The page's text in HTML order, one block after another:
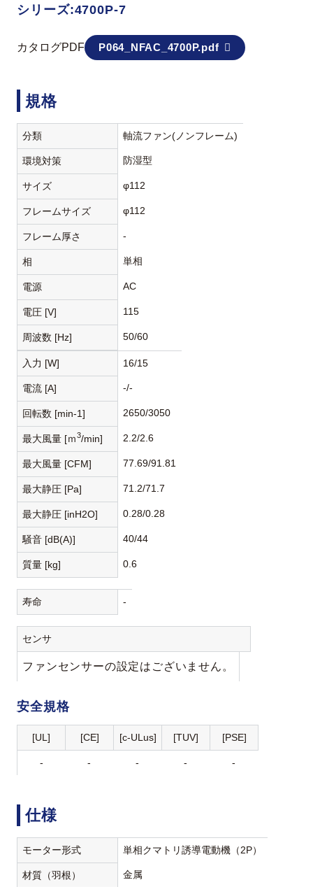
シリーズ:4700P-7
カタログPDF P064_NFAC_4700P.pdf
規格
分類 軸流ファン(ノンフレーム)
環境対策 防湿型
サイズ φ112
フレームサイズ φ112
フレーム厚さ -
相 単相
電源 AC
電圧 [V] 115
周波数 [Hz] 50/60
入力 [W] 16/15
電流 [A] -/-
回転数 [min-1] 2650/3050
最大風量 [ｍ3/min] 2.2/2.6
最大風量 [CFM] 77.69/91.81
最大静圧 [Pa] 71.2/71.7
最大静圧 [inH2O] 0.28/0.28
騒音 [dB(A)] 40/44
質量 [kg] 0.6
寿命 -
センサ
ファンセンサーの設定はございません。
安全規格
[UL] [CE] [c-ULus] [TUV] [PSE]
- - - - -
仕様
モーター形式 単相クマトリ誘導電動機（2P）
材質（羽根） 金属